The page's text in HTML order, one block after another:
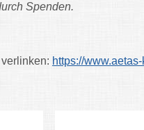
Spenden.
https://